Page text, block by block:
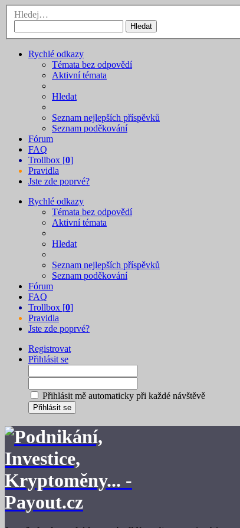
Hledej…
Hledat
Rychlé odkazy
Témata bez odpovědí
Aktivní témata
Hledat
Seznam nejlepších příspěvků
Seznam poděkování
Fórum
FAQ
Trollbox [0]
Pravidla
Jste zde poprvé?
Rychlé odkazy
Témata bez odpovědí
Aktivní témata
Hledat
Seznam nejlepších příspěvků
Seznam poděkování
Fórum
FAQ
Trollbox [0]
Pravidla
Jste zde poprvé?
Registrovat
Přihlásit se
Přihlásit mě automaticky při každé návštěvě